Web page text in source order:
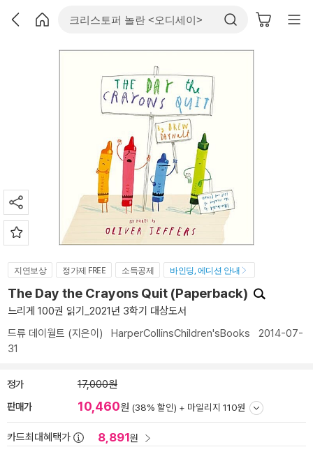
지연보상 정가제 FREE 소득공제 바인딩, 에디션 안내
The Day the Crayons Quit (Paperback)
느리게 100권 읽기_2021년 3학기 대상도서
드류 데이월트 (지은이) HarperCollinsChildren'sBooks 2014-07-
31
정가 17,000원
판매가 10,460원 (38% 할인) + 마일리지 110원
카드최대혜택가 8,891원